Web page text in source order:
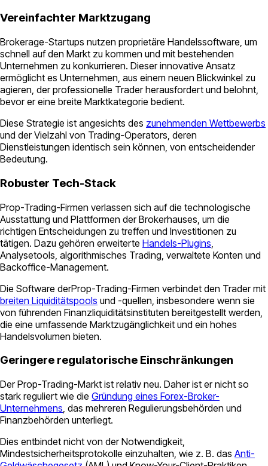
Vereinfachter Marktzugang
Brokerage-Startups nutzen proprietäre Handelssoftware, um
schnell auf den Markt zu kommen und mit bestehenden
Unternehmen zu konkurrieren. Dieser innovative Ansatz
ermöglicht es Unternehmen, aus einem neuen Blickwinkel zu
agieren, der professionelle Trader herausfordert und belohnt,
bevor er eine breite Marktkategorie bedient.
Diese Strategie ist angesichts des zunehmenden Wettbewerbs
und der Vielzahl von Trading-Operators, deren
Dienstleistungen identisch sein können, von entscheidender
Bedeutung.
Robuster Tech-Stack
Prop-Trading-Firmen verlassen sich auf die technologische
Ausstattung und Plattformen der Brokerhauses, um die
richtigen Entscheidungen zu treffen und Investitionen zu
tätigen. Dazu gehören erweiterte Handels-Plugins
Analysetools, algorithmisches Trading, verwaltete Konten und
Backoffice-Management.
Die Software derProp-Trading-Firmen verbindet den Trader mit
breiten Liquiditätspools und -quellen, insbesondere wenn sie
von führenden Finanzliquiditätsinstituten bereitgestellt werden,
die eine umfassende Marktzugänglichkeit und ein hohes
Handelsvolumen bieten.
Geringere regulatorische Einschränkungen
Der Prop-Trading-Markt ist relativ neu. Daher ist er nicht so
stark reguliert wie die Gründung eines Forex-Broker-
Unternehmens, das mehreren Regulierungsbehörden und
Finanzbehörden unterliegt.
Dies entbindet nicht von der Notwendigkeit,
Mindestsicherheitsprotokolle einzuhalten, wie z. B. das Anti-